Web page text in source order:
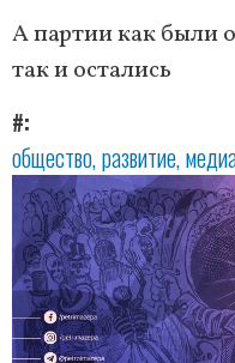
А партии как были
так и остались
#
общество развитие